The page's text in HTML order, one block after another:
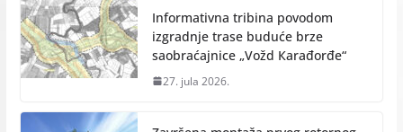
Informativna tribina povodom
izgradnje trase buduće brze
saobraćajnice „Vožd Кarađorđe“
27. jula 2026.